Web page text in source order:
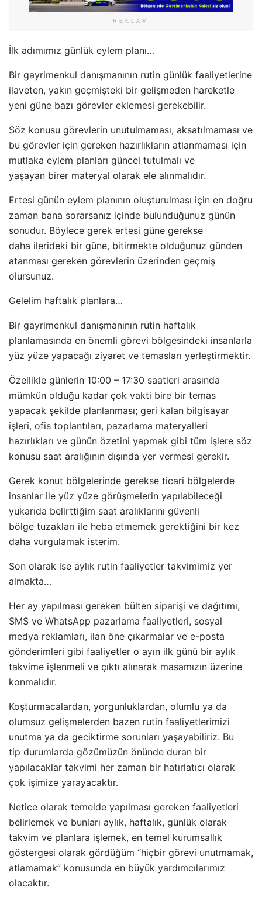
REKLAM
İlk adımımız günlük eylem planı…
Bir gayrimenkul danışmanının rutin günlük faaliyetlerine
ilaveten, yakın geçmişteki bir gelişmeden hareketle
yeni güne bazı görevler eklemesi gerekebilir.
Söz konusu görevlerin unutulmaması, aksatılmaması ve
bu görevler için gereken hazırlıkların atlanmaması için
mutlaka eylem planları güncel tutulmalı ve
yaşayan birer materyal olarak ele alınmalıdır.
Ertesi günün eylem planının oluşturulması için en doğru
zaman bana sorarsanız içinde bulunduğunuz günün
sonudur. Böylece gerek ertesi güne gerekse
daha ilerideki bir güne, bitirmekte olduğunuz günden
atanması gereken görevlerin üzerinden geçmiş
olursunuz.
Gelelim haftalık planlara…
Bir gayrimenkul danışmanının rutin haftalık
planlamasında en önemli görevi bölgesindeki insanlarla
yüz yüze yapacağı ziyaret ve temasları yerleştirmektir.
Özellikle günlerin 10:00 – 17:30 saatleri arasında
mümkün olduğu kadar çok vakti bire bir temas
yapacak şekilde planlanması; geri kalan bilgisayar
işleri, ofis toplantıları, pazarlama materyalleri
hazırlıkları ve günün özetini yapmak gibi tüm işlere söz
konusu saat aralığının dışında yer vermesi gerekir.
Gerek konut bölgelerinde gerekse ticari bölgelerde
insanlar ile yüz yüze görüşmelerin yapılabileceği
yukarıda belirttiğim saat aralıklarını güvenli
bölge tuzakları ile heba etmemek gerektiğini bir kez
daha vurgulamak isterim.
Son olarak ise aylık rutin faaliyetler takvimimiz yer
almakta…
Her ay yapılması gereken bülten siparişi ve dağıtımı,
SMS ve WhatsApp pazarlama faaliyetleri, sosyal
medya reklamları, ilan öne çıkarmalar ve e-posta
gönderimleri gibi faaliyetler o ayın ilk günü bir aylık
takvime işlenmeli ve çıktı alınarak masamızın üzerine
konmalıdır.
Koşturmacalardan, yorgunluklardan, olumlu ya da
olumsuz gelişmelerden bazen rutin faaliyetlerimizi
unutma ya da geciktirme sorunları yaşayabiliriz. Bu
tip durumlarda gözümüzün önünde duran bir
yapılacaklar takvimi her zaman bir hatırlatıcı olarak
çok işimize yarayacaktır.
Netice olarak temelde yapılması gereken faaliyetleri
belirlemek ve bunları aylık, haftalık, günlük olarak
takvim ve planlara işlemek, en temel kurumsallık
göstergesi olarak gördüğüm “hiçbir görevi unutmamak,
atlamamak” konusunda en büyük yardımcılarımız
olacaktır.